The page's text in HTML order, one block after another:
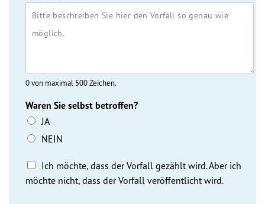
Plakate
Presse
Pressemitteilungen
Positionen
Pressespiegel
0 von maximal 500 Zeichen.
Waren Sie selbst betroffen?
JA
NEIN
M
l
Ich möchte, dass der Vorfall gezählt wird. Aber ich
möchte nicht, dass der Vorfall veröffentlicht wird.